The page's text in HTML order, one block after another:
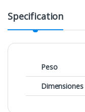
Specification
Peso
Dimensiones